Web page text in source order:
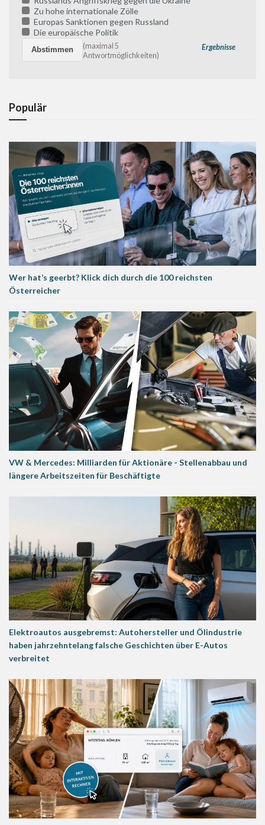
Zu hohe internationale Zölle
Europas Sanktionen gegen Russland
Die europäische Politik
Ergebnisse
(maximal 5
Antwortmöglichkeiten)
Populär
Wer hat’s geerbt? Klick dich durch die 100 reichsten
Österreicher
VW & Mercedes: Milliarden für Aktionäre - Stellenabbau und
längere Arbeitszeiten für Beschäftigte
Elektroautos ausgebremst: Autohersteller und Ölindustrie
haben jahrzehntelang falsche Geschichten über E-Autos
verbreitet